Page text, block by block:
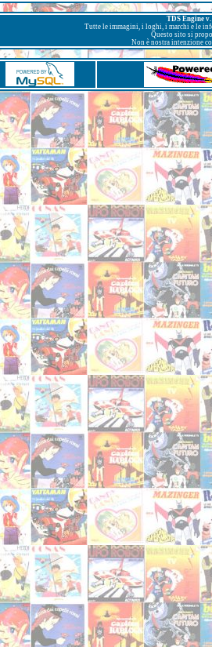
TDS Engine
Tutte le immagini, i loghi, i marchi e le
Questo sito si
Non è nostra intenzione